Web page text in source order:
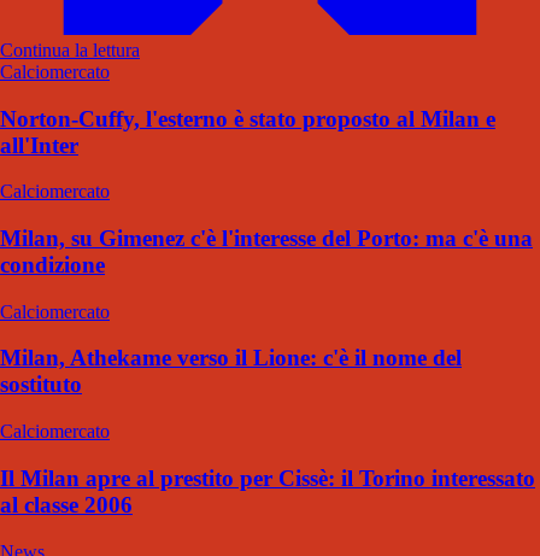
Continua la lettura
Calciomercato
Norton-Cuffy, l'esterno è stato proposto al Milan e
all'Inter
Calciomercato
Milan, su Gimenez c'è l'interesse del Porto: ma c'è una
condizione
Calciomercato
Milan, Athekame verso il Lione: c'è il nome del
sostituto
Calciomercato
Il Milan apre al prestito per Cissè: il Torino interessato
al classe 2006
News